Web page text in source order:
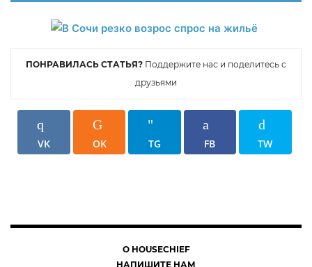
ПОНРАВИЛАСЬ СТАТЬЯ? Поддержите нас и поделитесь с
друзьями
VK OK TG FB TW
О HOUSECHIEF
НАПИШИТЕ НАМ